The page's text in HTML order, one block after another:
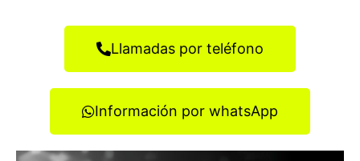
Llamadas por teléfono
Información por whatsApp